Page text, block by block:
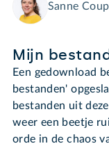
Sanne
Mijn
Een gedownload
bestanden'
bestanden uit
weer een beetje
orde in de chaos